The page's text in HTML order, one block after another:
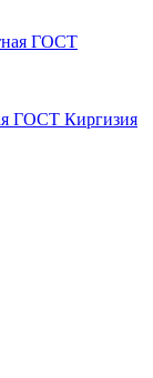
ГОСТ Киргизия